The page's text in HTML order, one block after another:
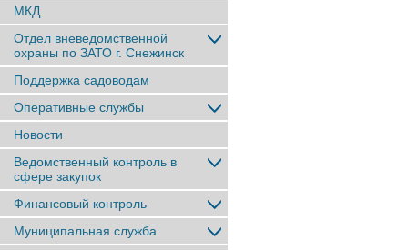
МКД
Отдел вневедомственной
охраны по ЗАТО г. Снежинск
Поддержка садоводам
Оперативные службы
Новости
Ведомственный контроль в
сфере закупок
Финансовый контроль
Муниципальная служба